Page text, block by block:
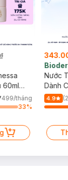
60ml
499/tháng
33%
Nước
Dành
500ml
4.9